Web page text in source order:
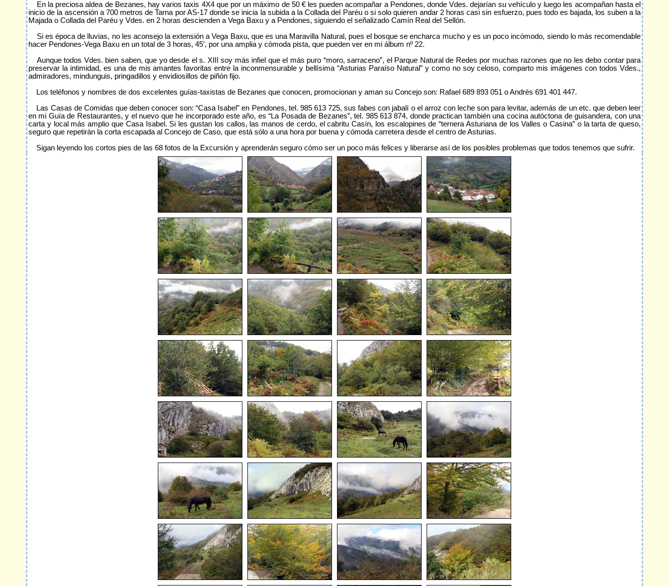
En la preciosa aldea de Bezanes, hay varios taxis 4X4 que por un máximo de 50 € les pueden acompañar a Pendones, donde Vdes. dejarían su vehículo y luego les acompañan hasta el
inicio de la ascensión a 700 metros de Tarna por AS-17 donde se inicia la subida a la Collada del Paréu o si solo quieren andar 2 horas casi sin esfuerzo, pues todo es bajada, los suben a la
Majada o Collada del Paréu y Vdes. en 2 horas descienden a Vega Baxu y a Pendones, siguiendo el señalizado Camín Real del Sellón.
Si es época de lluvias, no les aconsejo la extensión a Vega Baxu, que es una Maravilla Natural, pues el bosque se encharca mucho y es un poco incómodo, siendo lo más recomendable
hacer Pendones-Vega Baxu en un total de 3 horas, 45’, por una amplia y cómoda pista, que pueden ver en mi álbum nº 22.
Aunque todos Vdes. bien saben, que yo desde el s. XIII soy más infiel que el más puro “moro, sarraceno”, el Parque Natural de Redes por muchas razones que no les debo contar para
preservar la intimidad, es una de mis amantes favoritas entre la inconmensurable y bellísima “Asturias Paraíso Natural” y como no soy celoso, comparto mis imágenes con todos Vdes.,
admiradores, mindunguis, pringadillos y envidiosillos de piñón fijo.
Los teléfonos y nombres de dos excelentes guías-taxistas de Bezanes que conocen, promocionan y aman su Concejo son: Rafael 689 893 051 o Andrés 691 401 447.
Las Casas de Comidas que deben conocer son: “Casa Isabel” en Pendones, tel. 985 613 725, sus fabes con jabalí o el arroz con leche son para levitar, además de un etc. que deben leer
en mi Guía de Restaurantes, y el nuevo que he incorporado este año, es “La Posada de Bezanes”, tel. 985 613 874, donde practican también una cocina autóctona de guisandera, con una
carta y local más amplio que Casa Isabel. Si les gustan los callos, las manos de cerdo, el cabritu Casín, los escalopines de “ternera Asturiana de los Valles o Casina” o la tarta de queso,
seguro que repetirán la corta escapada al Concejo de Caso, que está sólo a una hora por buena y cómoda carretera desde el centro de Asturias.
Sigan leyendo los cortos pies de las 68 fotos de la Excursión y aprenderán seguro cómo ser un poco más felices y liberarse así de los posibles problemas que todos tenemos que sufrir.